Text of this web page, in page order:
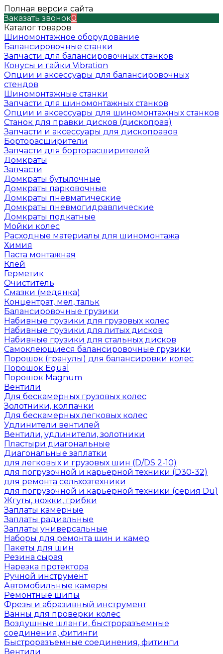
Полная версия сайта
Заказать звонок0
Каталог товаров
Шиномонтажное оборудование
Балансировочные станки
Запчасти для балансировочных станков
Конусы и гайки Vibration
Опции и аксессуары для балансировочных
стендов
Шиномонтажные станки
Запчасти для шиномонтажных станков
Опции и аксессуары для шиномонтажных станков
Станок для правки дисков (дископрав)
Запчасти и аксессуары для дископравов
Борторасширители
Запчасти для борторасширителей
Домкраты
Запчасти
Домкраты бутылочные
Домкраты парковочные
Домкраты пневматические
Домкраты пневмогидравлические
Домкраты подкатные
Мойки колес
Расходные материалы для шиномонтажа
Химия
Паста монтажная
Клей
Герметик
Очиститель
Смазки (медянка)
Концентрат, мел, тальк
Балансировочные грузики
Набивные грузики для грузовых колес
Набивные грузики для литых дисков
Набивные грузики для стальных дисков
Самоклеющиеся балансировочные грузики
Порошок (гранулы) для балансировки колес
Порошок Equal
Порошок Magnum
Вентили
Для бескамерных грузовых колес
Золотники, колпачки
Для бескамерных легковых колес
Удлинители вентилей
Вентили, удлинители, золотники
Пластыри диагональные
Диагональные заплатки
для легковых и грузовых шин (D/DS 2-10)
для погрузочной и карьерной техники (D30-32)
для ремонта сельхозтехники
для погрузочной и карьерной техники (серия Du)
Жгуты, ножки, грибки
Заплаты камерные
Заплаты радиальные
Заплаты универсальные
Наборы для ремонта шин и камер
Пакеты для шин
Резина сырая
Нарезка протектора
Ручной инструмент
Автомобильные камеры
Ремонтные шипы
Фрезы и абразивный инструмент
Ванны для проверки колес
Воздушные шланги, быстроразъемные
соединения, фитинги
Быстроразъемные соединения, фитинги
Вентили